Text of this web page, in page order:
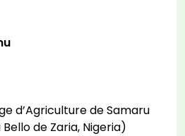
d’Agriculture de Samaru
de Zaria, Nigeria)